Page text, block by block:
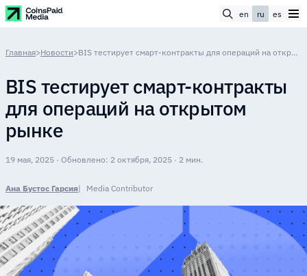
en ru es
Главная>Новости> BIS тестирует смарт-контракты для операций на открытом рынке
BIS тестирует смарт-контракты
для операций на открытом
рынке
19 мая, 2025 · Обновлено: 2 октября, 2025 · 2 мин.
Ана Бустос Гарсия Media Contributor